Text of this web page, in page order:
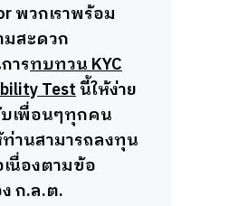
พวกเราพร้อม
มสะดวก
ารทบทวน KYC
Testนี้ให้ง่าย
เพื่อนๆทุกคน
ท่านสามารถลงทุน
นื่องตามข้อ
ก.ล.ต.